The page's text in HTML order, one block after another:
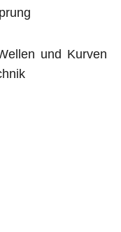
und Kurven